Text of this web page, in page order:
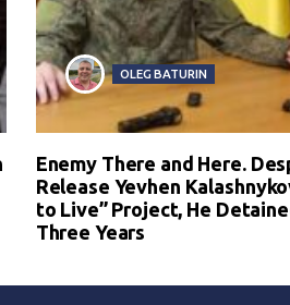
OLEG BATURIN
Enemy There and Here.
Release Yevhen
to Live” Project, He
Three Years